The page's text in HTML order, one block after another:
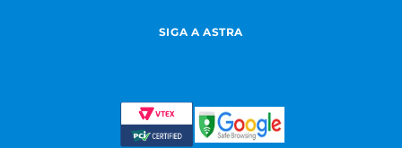
SIGA A ASTRA